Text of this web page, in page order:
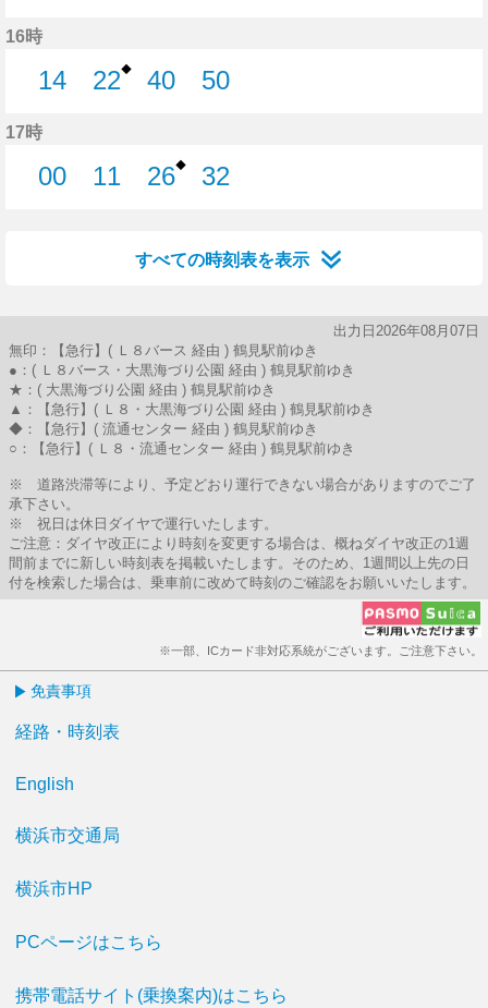
16時
14
22◆
40
50
17時
00
11
26◆
32
すべての時刻表を表示
出力日2026年08月07日
無印：【急行】( Ｌ８バース 経由 ) 鶴見駅前ゆき
●：( Ｌ８バース・大黒海づり公園 経由 ) 鶴見駅前ゆき
★：( 大黒海づり公園 経由 ) 鶴見駅前ゆき
▲：【急行】( Ｌ８・大黒海づり公園 経由 ) 鶴見駅前ゆき
◆：【急行】( 流通センター 経由 ) 鶴見駅前ゆき
○：【急行】( Ｌ８・流通センター 経由 ) 鶴見駅前ゆき
※ 道路渋滞等により、予定どおり運行できない場合がありますのでご了
承下さい。
※ 祝日は休日ダイヤで運行いたします。
ご注意：ダイヤ改正により時刻を変更する場合は、概ねダイヤ改正の1週
間前までに新しい時刻表を掲載いたします。そのため、1週間以上先の日
付を検索した場合は、乗車前に改めて時刻のご確認をお願いいたします。
※一部、ICカード非対応系統がございます。ご注意下さい。
免責事項
経路・時刻表
English
横浜市交通局
横浜市HP
PCページはこちら
携帯電話サイト(乗換案内)はこちら